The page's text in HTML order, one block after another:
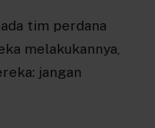
tim perdana
melakukannya,
jangan